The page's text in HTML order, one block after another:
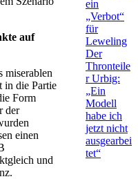
auf
miserablen
in die Partie
Form
der
einen
und
ein
„Verbot“
für
Leweling
Der
Thronteile
r Urbig:
„Ein
Modell
habe ich
jetzt nicht
ausgearbei
tet“